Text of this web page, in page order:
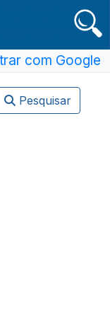
com Google
Pesquisar